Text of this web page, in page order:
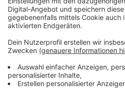
dann direkt ausdrucken und
Ausweis muss man nicht
kostenloser Fahrradkurierdienst
Hause.